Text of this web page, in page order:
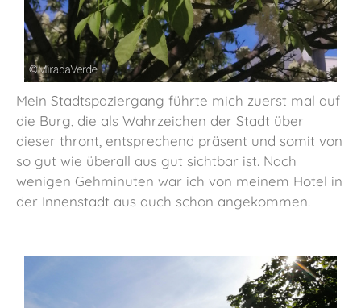
Mein Stadtspaziergang führte mich zuerst mal auf
die Burg, die als Wahrzeichen der Stadt über
dieser thront, entsprechend präsent und somit von
so gut wie überall aus gut sichtbar ist. Nach
wenigen Gehminuten war ich von meinem Hotel in
der Innenstadt aus auch schon angekommen.